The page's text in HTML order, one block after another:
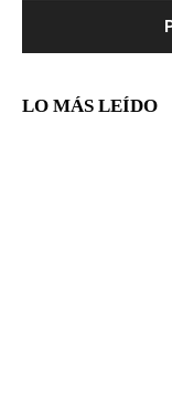
LO MÁS LEÍDO